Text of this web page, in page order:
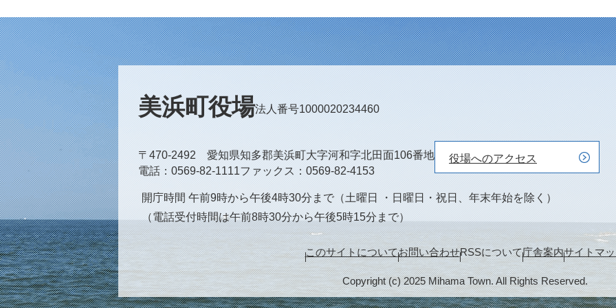
美浜町役場法人番号1000020234460
〒470-2492 愛知県知多郡美浜町大字河和字北田面106番地
電話
0569-82-1111ファックス 0569-82-4153
役場へのアクセス
開庁時間 午前9時から午後4時30分まで（土曜日 ・日曜日・祝日、年末年始を除く）
（電話受付時間は午前8時30分から午後5時15分まで）
このサイトについてお問い合わせRSSについて庁舎案内サイトマ
Copyright (c) 2025 Mihama Town. All Rights Reserved.